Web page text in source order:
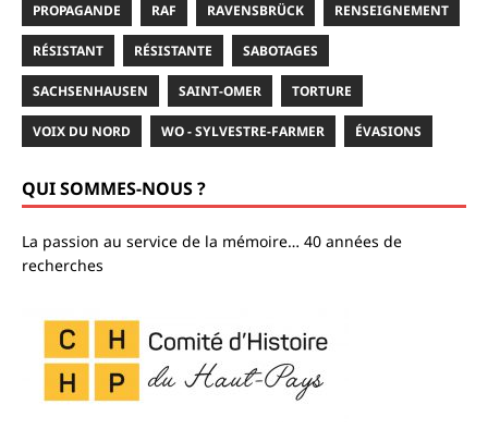
PROPAGANDE RAF RAVENSBRÜCK RENSEIGNEMENT
RÉSISTANT RÉSISTANTE SABOTAGES
SACHSENHAUSEN SAINT-OMER TORTURE
VOIX DU NORD WO - SYLVESTRE-FARMER ÉVASIONS
QUI SOMMES-NOUS ?
La passion au service de la mémoire… 40 années de
recherches